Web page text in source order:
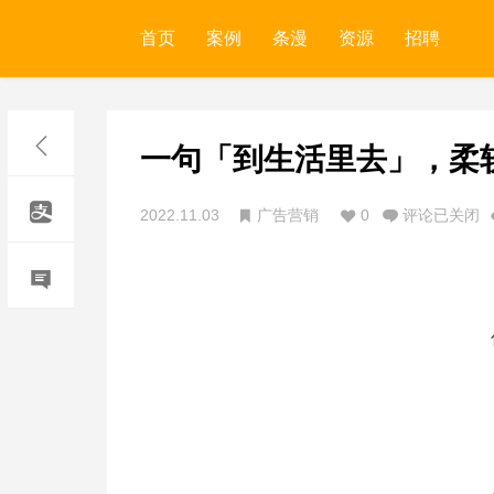
首页 案例 条漫 资源 招聘
一句「到生活里去」，柔
2022.11.03 广告营销 0 评论已关闭